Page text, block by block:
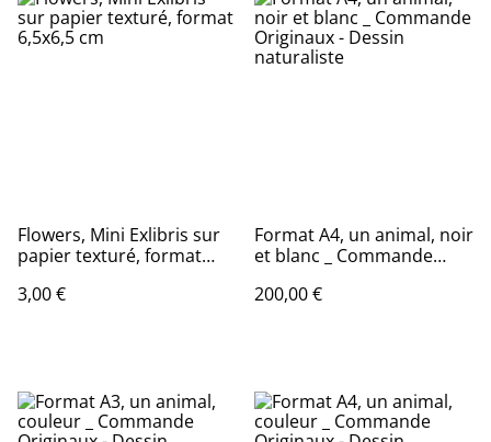
Flowers, Mini Exlibris sur
papier texturé, format
3,00 €
Format A4, un animal, noir
et blanc _ Commande
naturaliste
200,00 €